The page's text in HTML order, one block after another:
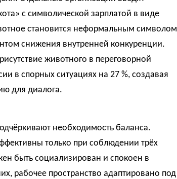
с символической зарплатой в виде
становится неформальным символом
снижения внутренней конкуренции.
животного в переговорной
в спорных ситуациях на 27 %, создавая
для диалога.
необходимость баланса.
только при соблюдении трёх
быть социализирован и спокоен в
рабочее пространство адаптировано под